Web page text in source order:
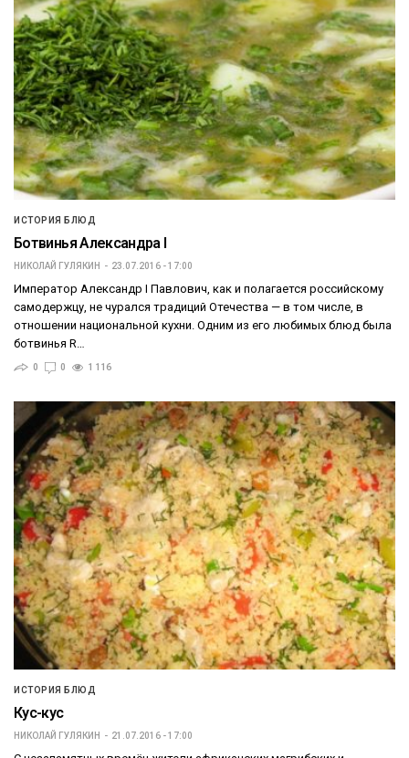
ИСТОРИЯ БЛЮД
Ботвинья Александра I
НИКОЛАЙ ГУЛЯКИН 23.07.2016 - 17:00
Император Александр I Павлович, как и полагается российскому
самодержцу, не чурался традиций Отечества — в том числе, в
отношении национальной кухни. Одним из его любимых блюд была
ботвинья R…
0 0 1 116
ИСТОРИЯ БЛЮД
Кус-кус
НИКОЛАЙ ГУЛЯКИН 21.07.2016 - 17:00